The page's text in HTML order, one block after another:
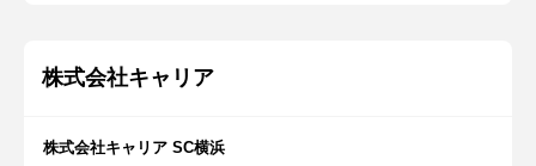
株式会社キャリア
株式会社キャリア SC横浜